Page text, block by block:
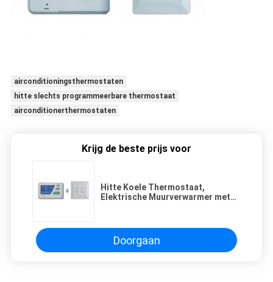
airconditioningsthermostaten
hitte slechts programmeerbare thermostaat
airconditionerthermostaten
Krijg de beste prijs voor
Hitte Koele Thermostaat,
Elektrische Muurverwarmer met
Doorgaan